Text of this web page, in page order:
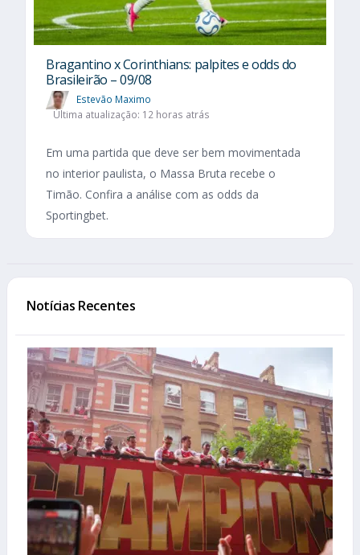
Bragantino x Corinthians: palpites e odds do
Brasileirão – 09/08
Estevão Maximo
Última atualização: 12 horas atrás
Em uma partida que deve ser bem movimentada
no interior paulista, o Massa Bruta recebe o
Timão. Confira a análise com as odds da
Sportingbet.
Notícias Recentes